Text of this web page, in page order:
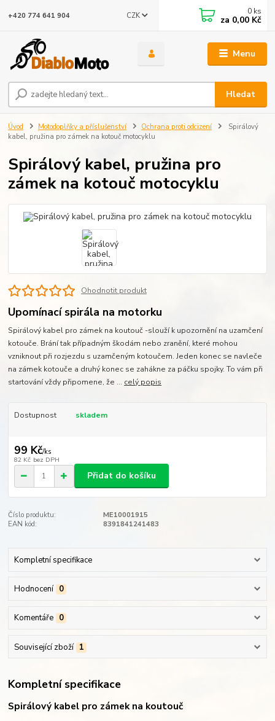
Menu
CZK
Hledat
+420 774 641 904 0 ks
za 0,00 Kč
Úvod Motodoplňky a příslušenství Ochrana proti odcizení
Spirálový
kabel, pružina pro zámek na kotouč motocyklu
Spirálový kabel, pružina pro
zámek na kotouč motocyklu
Ohodnotit produkt
Upomínací spirála na motorku
Spirálový kabel pro zámek na koutouč -slouží k upozornění na uzamčení
kotouče. Brání tak případným škodám nebo zranění, které mohou
vzniknout při rozjezdu s uzamčeným kotoučem. Jeden konec se navleče
na zámek kotouče a druhý konec se zahákne za páčku spojky. To vám při
startování vždy připomene, že ... celý popis
Dostupnost skladem
99 Kč/ks
82 Kč bez DPH
Přidat do košíku
Číslo produktu:
ME10001915
EAN kód:
8391841241483
Kompletní specifikace
Hodnocení 0
Komentáře 0
Související zboží 1
Kompletní specifikace
Spirálový kabel pro zámek na koutouč